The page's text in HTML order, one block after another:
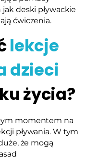
deski pływackie
ćwiczenia.
lekcje
dzieci
życia?
momentem na
pływania. W tym
że mogą